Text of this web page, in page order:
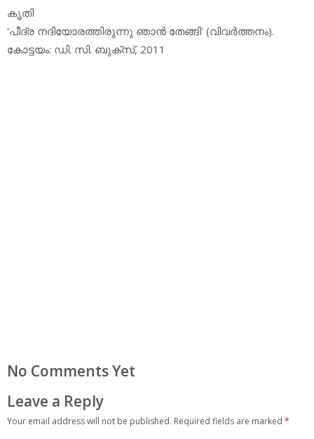
കൃതി
'പീദ്ര നദിയോരത്തിരുന്നു ഞാന്‍ തേങ്ങി' (വിവര്‍ത്തനം).
കോട്ടയം: ഡി. സി. ബുക്‌സ്, 2011
No Comments Yet
Leave a Reply
Your email address will not be published. Required fields are marked *